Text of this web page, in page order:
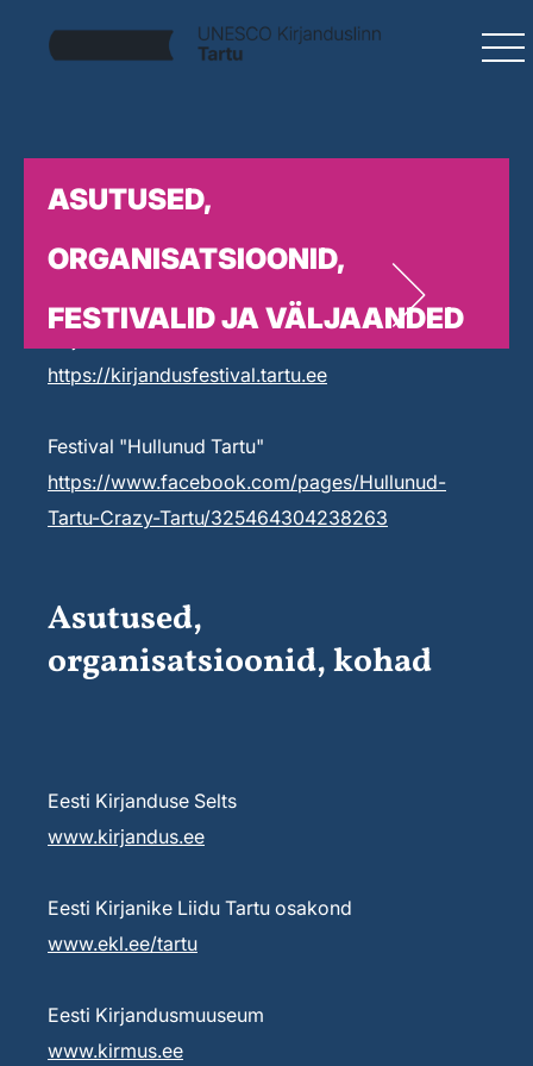
ASUTUSED,
ORGANISATSIOONID,
FESTIVALID JA VÄLJAANDED
https://kirjandusfestival.tartu.ee
Festival "Hullunud Tartu"
https://www.facebook.com/pages/Hullunud-
Tartu-Crazy-Tartu/325464304238263
Asutused,
organisatsioonid, kohad
Eesti Kirjanduse Selts
www.kirjandus.ee
Eesti Kirjanike Liidu Tartu osakond
www.ekl.ee/tartu
Eesti Kirjandusmuuseum
www.kirmus.ee